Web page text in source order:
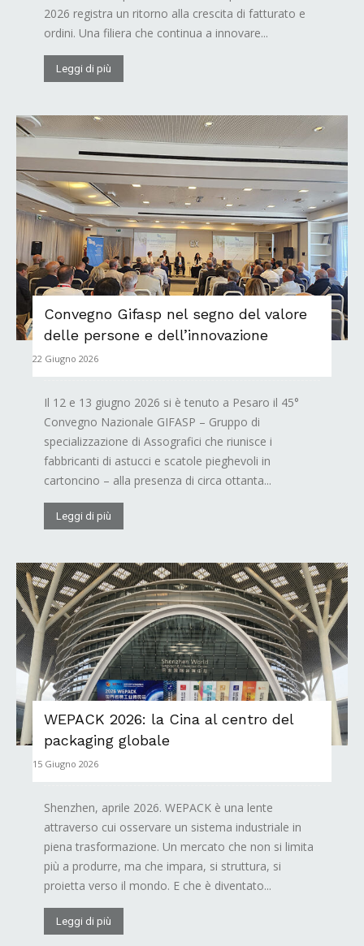
2026 registra un ritorno alla crescita di fatturato e
ordini. Una filiera che continua a innovare...
Leggi di più
Convegno Gifasp nel segno del valore
delle persone e dell’innovazione
22 Giugno 2026
Il 12 e 13 giugno 2026 si è tenuto a Pesaro il 45°
Convegno Nazionale GIFASP – Gruppo di
specializzazione di Assografici che riunisce i
fabbricanti di astucci e scatole pieghevoli in
cartoncino – alla presenza di circa ottanta...
Leggi di più
WEPACK 2026: la Cina al centro del
packaging globale
15 Giugno 2026
Shenzhen, aprile 2026. WEPACK è una lente
attraverso cui osservare un sistema industriale in
piena trasformazione. Un mercato che non si limita
più a produrre, ma che impara, si struttura, si
proietta verso il mondo. E che è diventato...
Leggi di più